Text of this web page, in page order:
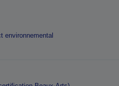
environnemental